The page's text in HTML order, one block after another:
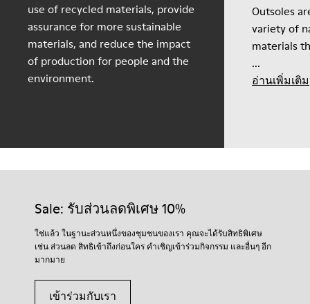
use of recycled materials, provide
assurance for more sustainable
materials, and reduce the impact
of production for people and the
environment.
Outsoles
variety of
materials
...
อ่านเพิ่มเติม
Sale: รับส่วนลดพิเศษ 10%
ใช่แล้ว ในฐานะส่วนหนึ่งของชุมชนของเรา คุณจะได้รับสิทธิพิเศษ
เช่น ส่วนลด สิทธิเข้าถึงก่อนใคร คำเชิญเข้าร่วมกิจกรรม และอื่นๆ อีก
มากมาย
เข้าร่วมกับเรา